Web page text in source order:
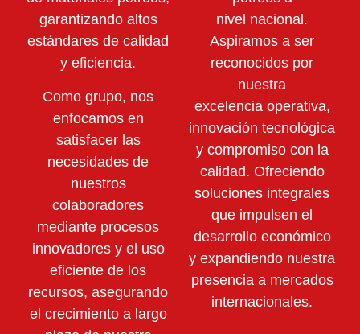
garantizando altos
estándares de calidad
y eficiencia.
Como grupo, nos
enfocamos en
satisfacer las
necesidades de
nuestros
colaboradores
mediante procesos
innovadores y el uso
eficiente de los
recursos, asegurando
el crecimiento a largo
nivel nacional.
Aspiramos a ser
reconocidos por
nuestra
excelencia operativa,
innovación tecnológica
y compromiso con la
calidad. Ofreciendo
soluciones integrales
que impulsen el
desarrollo económico
y expandiendo nuestra
presencia a mercados
internacionales.